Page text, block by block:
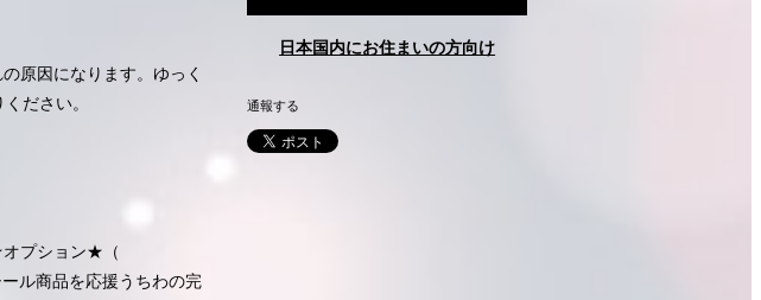
原因になります。ゆっく
ださい。
プション★（
ル商品を応援うちわの完
日本国内にお住まいの方向け
通報する